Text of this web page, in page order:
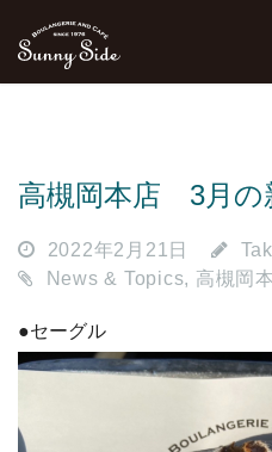
高槻岡本店 3月の
2022年2月21日
News & Topics, 高槻岡
●セーグル